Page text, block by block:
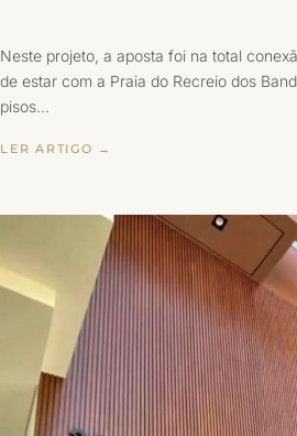
Neste projeto, a aposta foi na total
de estar com a Praia do Recreio dos
pisos…
LER ARTIGO →